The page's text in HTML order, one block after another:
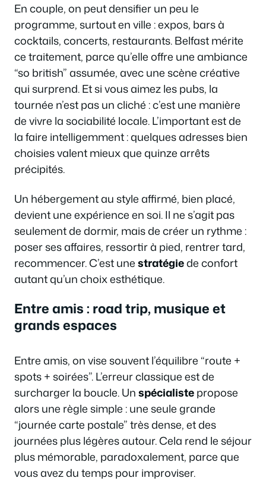
En couple, on peut densifier un peu le
programme, surtout en ville : expos, bars à
cocktails, concerts, restaurants. Belfast mérite
ce traitement, parce qu’elle offre une ambiance
“so british” assumée, avec une scène créative
qui surprend. Et si vous aimez les pubs, la
tournée n’est pas un cliché : c’est une manière
de vivre la sociabilité locale. L’important est de
la faire intelligemment : quelques adresses bien
choisies valent mieux que quinze arrêts
précipités.
Un hébergement au style affirmé, bien placé,
devient une expérience en soi. Il ne s’agit pas
seulement de dormir, mais de créer un rythme :
poser ses affaires, ressortir à pied, rentrer tard,
recommencer. C’est unestratégiede confort
autant qu’un choix esthétique.
Entre amis : road trip, musique et
grands espaces
Entre amis, on vise souvent l’équilibre “route +
spots + soirées”. L’erreur classique est de
surcharger la boucle. Unspécialistepropose
alors une règle simple : une seule grande
“journée carte postale” très dense, et des
journées plus légères autour. Cela rend le séjour
plus mémorable, paradoxalement, parce que
vous avez du temps pour improviser.